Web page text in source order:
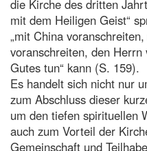
die Kirche des dritten
mit dem Heiligen Geist“
„mit China
voranschreiten, den
Gutes tun“ kann (S. 159).
Es handelt sich nicht nur
zum Abschluss dieser
um den tiefen spirituellen
auch zum Vorteil der
Gemeinschaft und